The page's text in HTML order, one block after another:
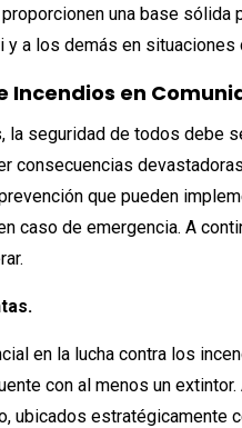
una base sólida
a los demás en situaciones
Incendios en
la seguridad de todos debe
consecuencias
que pueden
caso de emergencia. A
en la lucha contra los
con al menos un
ubicados estratégicamente